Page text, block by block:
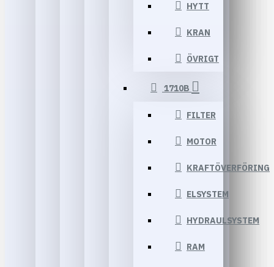
HYTT
KRAN
ÖVRIGT
1710B
FILTER
MOTOR
KRAFTÖVERFÖRING
ELSYSTEM
HYDRAULSYSTEM
RAM